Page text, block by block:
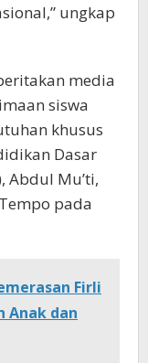
ungkap
media
siswa
khusus
Dasar
Abdul Mu’ti,
pada
Firli
Anak dan